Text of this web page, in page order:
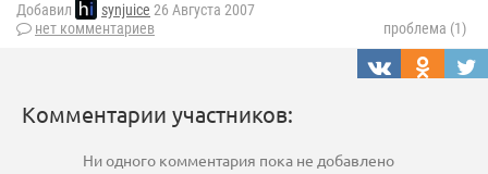
Добавил synjuice 26 Августа 2007
нет комментариев
проблема (1)
Комментарии участников:
Ни одного комментария пока не добавлено